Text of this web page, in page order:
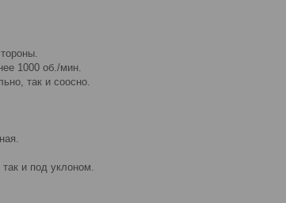
1000 об./мин.
так и соосно.
и под уклоном.